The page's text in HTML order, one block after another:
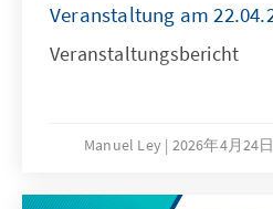
Veranstaltung am
Veranstaltungsbericht
Manuel Ley 2026年4月24日